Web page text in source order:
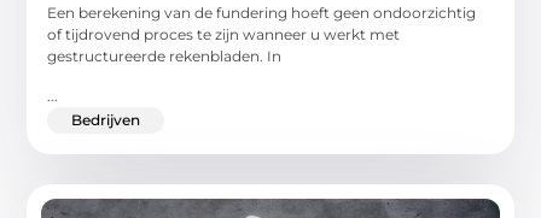
Een berekening van de fundering hoeft geen ondoorzichtig
of tijdrovend proces te zijn wanneer u werkt met
gestructureerde rekenbladen. In
Bedrijven